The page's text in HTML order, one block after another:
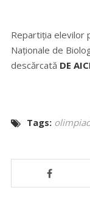
Repartiția elevilor
Naționale de
descărcată DE
Tags: